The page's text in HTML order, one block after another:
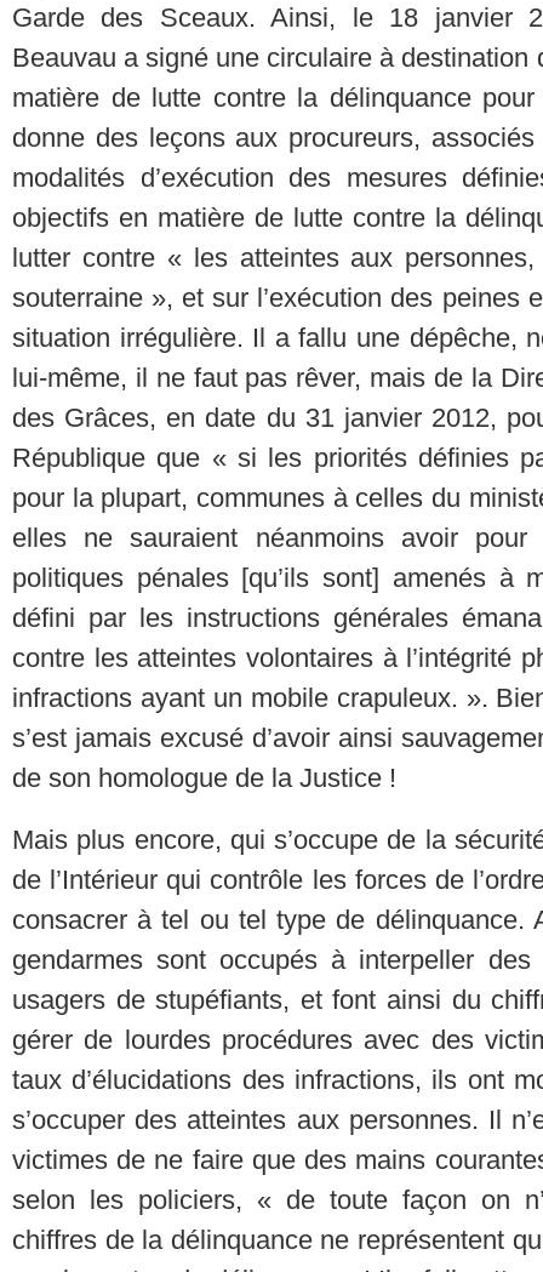
Garde des Sceaux. Ainsi, le 18 janvier
Beauvau a signé une circulaire à
matière de lutte contre la délinquance
donne des leçons aux procureurs,
modalités d’exécution des mesures
objectifs en matière de lutte contre la
lutter contre « les atteintes aux
souterraine », et sur l’exécution des peines
situation irrégulière. Il a fallu une dépêche,
lui-même, il ne faut pas rêver, mais de la
des Grâces, en date du 31 janvier 2012,
République que « si les priorités définies
pour la plupart, communes à celles du
elles ne sauraient néanmoins avoir
politiques pénales [qu’ils sont] amenés
défini par les instructions générales
contre les atteintes volontaires à l’intégrité
infractions ayant un mobile crapuleux. ».
s’est jamais excusé d’avoir ainsi
de son homologue de la Justice !
Mais plus encore, qui s’occupe de la
de l’Intérieur qui contrôle les forces de
consacrer à tel ou tel type de délinquance.
gendarmes sont occupés à interpeller
usagers de stupéfiants, et font ainsi du
gérer de lourdes procédures avec des
taux d’élucidations des infractions, ils ont
s’occuper des atteintes aux personnes. Il
victimes de ne faire que des mains
selon les policiers, « de toute façon on
chiffres de la délinquance ne représentent